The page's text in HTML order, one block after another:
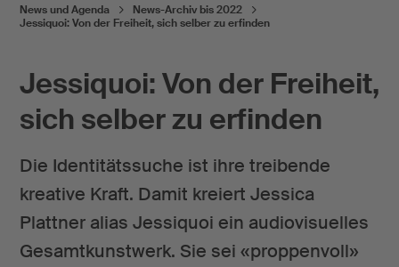
Jessiquoi: Von der Freiheit,
sich selber zu erfinden
Die Identitätssuche ist ihre treibende
kreative Kraft. Damit kreiert Jessica
Plattner alias Jessiquoi ein audiovisuelles
Gesamtkunstwerk. Sie sei «proppenvoll»
News und Agenda
News-Archiv bis 2022
Jessiquoi: Von der Freiheit, sich selber zu erfinden